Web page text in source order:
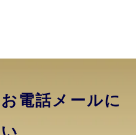
電話メールに